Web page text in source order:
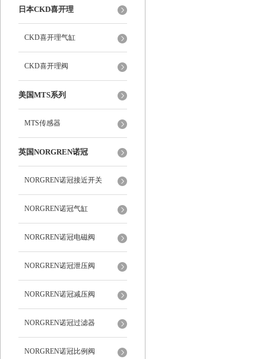
日本CKD喜开理
CKD喜开理气缸
CKD喜开理阀
美国MTS系列
MTS传感器
英国NORGREN诺冠
NORGREN诺冠接近开关
NORGREN诺冠气缸
NORGREN诺冠电磁阀
NORGREN诺冠泄压阀
NORGREN诺冠减压阀
NORGREN诺冠过滤器
NORGREN诺冠比例阀